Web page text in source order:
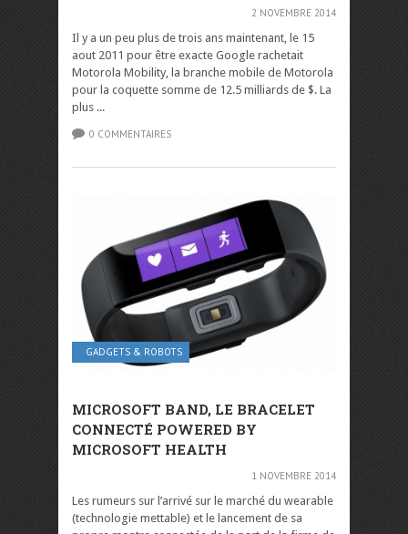
2 NOVEMBRE 2014
Il y a un peu plus de trois ans maintenant, le 15
aout 2011 pour être exacte Google rachetait
Motorola Mobility, la branche mobile de Motorola
pour la coquette somme de 12.5 milliards de $. La
plus ...
0 COMMENTAIRES
GADGETS & ROBOTS
MICROSOFT BAND, LE BRACELET
CONNECTÉ POWERED BY
MICROSOFT HEALTH
1 NOVEMBRE 2014
Les rumeurs sur l’arrivé sur le marché du wearable
(technologie mettable) et le lancement de sa